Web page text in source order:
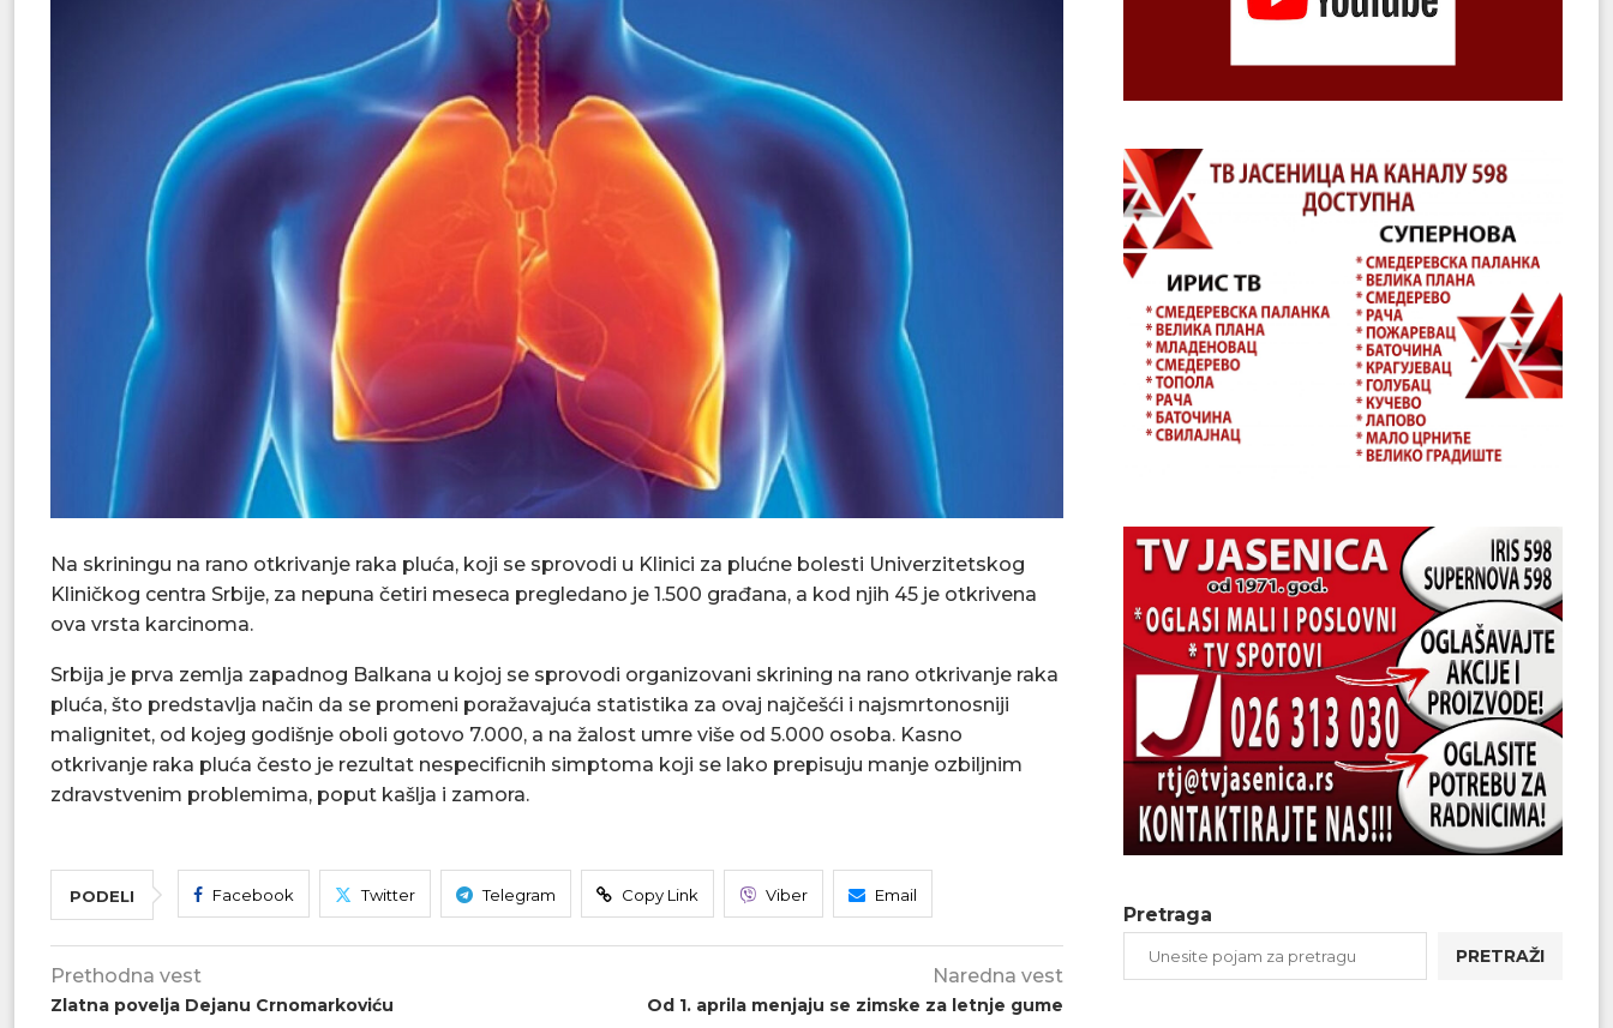
Na skriningu na rano otkrivanje raka pluća, koji se sprovodi u Klinici za plućne bolesti Univerzitetskog
Kliničkog centra Srbije, za nepuna četiri meseca pregledano je 1.500 građana, a kod njih 45 je otkrivena
ova vrsta karcinoma.
Srbija je prva zemlja zapadnog Balkana u kojoj se sprovodi organizovani skrining na rano otkrivanje raka
pluća, što predstavlja način da se promeni poražavajuća statistika za ovaj najčešći i najsmrtonosniji
malignitet, od kojeg godišnje oboli gotovo 7.000, a na žalost umre više od 5.000 osoba. Kasno
otkrivanje raka pluća često je rezultat nespecificnih simptoma koji se lako prepisuju manje ozbiljnim
zdravstvenim problemima, poput kašlja i zamora.
PODELI Facebook Twitter Telegram Copy Link Viber Email
Prethodna vest
Zlatna povelja Dejanu Crnomarkoviću
Naredna vest
Od 1. aprila menjaju se zimske za letnje gume
Pretraga
PRETRAŽI